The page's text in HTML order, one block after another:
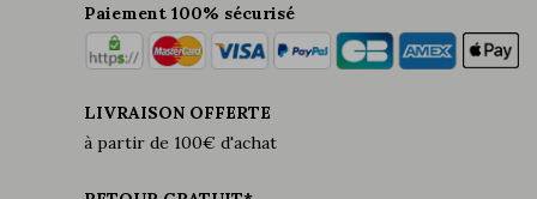
Paiement 100% sécurisé
LIVRAISON OFFERTE
à partir de 100€ d'achat